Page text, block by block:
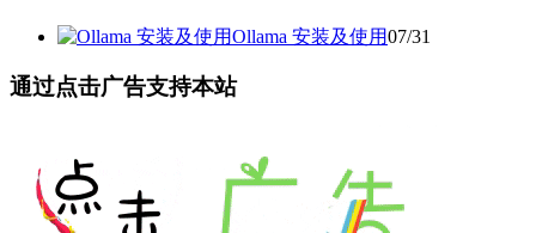
Ollama 安装及使用07/31
通过点击广告支持本站